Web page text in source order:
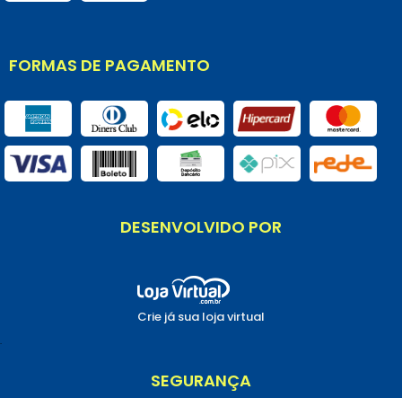
FORMAS DE PAGAMENTO
DESENVOLVIDO POR
Crie já sua loja virtual
.
SEGURANÇA